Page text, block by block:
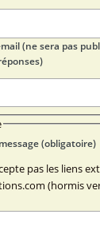
(ne sera pas
Texte de votre message (obligatoire)
pas les liens
(hormis